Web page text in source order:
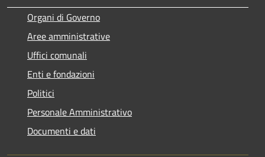
Organi di Governo
Aree amministrative
Uffici comunali
Enti e fondazioni
Politici
Personale Amministrativo
Documenti e dati